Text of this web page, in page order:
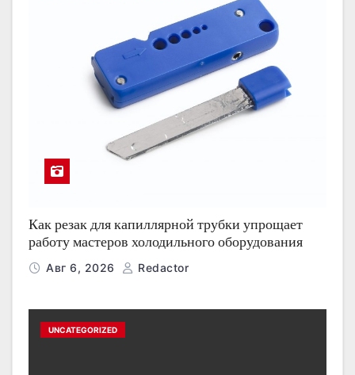
Как резак для капиллярной трубки упрощает
работу мастеров холодильного оборудования
Авг 6, 2026 Redactor
UNCATEGORIZED